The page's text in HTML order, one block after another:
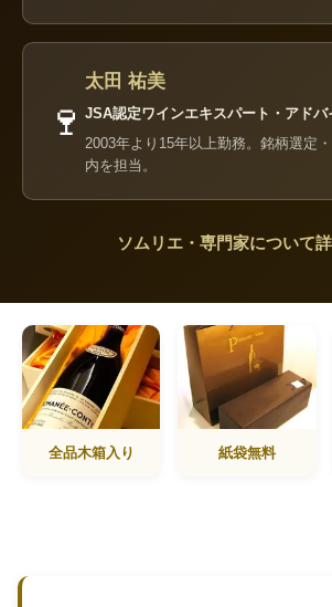
🍷
太田 祐美
JSA認定ワインエキスパート・アドバ
2003年より15年以上勤務。銘柄選定
内を担当。
ソムリエ・専門家について
全品木箱入り 紙袋無料